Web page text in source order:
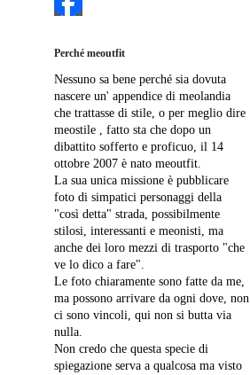
Perché meoutfit
Nessuno sa bene perché sia dovuta
nascere un' appendice di meolandia
che trattasse di stile, o per meglio dire
meostile , fatto sta che dopo un
dibattito sofferto e proficuo, il 14
ottobre 2007 è nato meoutfit.
La sua unica missione è pubblicare
foto di simpatici personaggi della
"così detta" strada, possibilmente
stilosi, interessanti e meonisti, ma
anche dei loro mezzi di trasporto "che
ve lo dico a fare".
Le foto chiaramente sono fatte da me,
ma possono arrivare da ogni dove, non
ci sono vincoli, qui non si butta via
nulla.
Non credo che questa specie di
spiegazione serva a qualcosa ma visto